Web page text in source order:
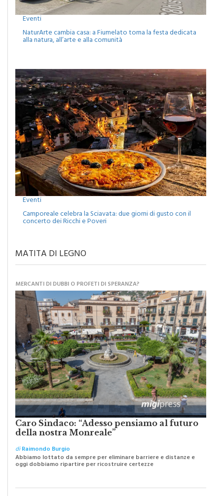
Eventi
NaturArte cambia casa: a Fiumelato torna la festa dedicata
alla natura, all’arte e alla comunità
Eventi
Camporeale celebra la Sciavata: due giorni di gusto con il
concerto dei Ricchi e Poveri
MATITA DI LEGNO
MERCANTI DI DUBBI O PROFETI DI SPERANZA?
Caro Sindaco: “Adesso pensiamo al futuro
della nostra Monreale”
diRaimondo Burgio
Abbiamo lottato da sempre per eliminare barriere e distanze e
oggi dobbiamo ripartire per ricostruire certezze